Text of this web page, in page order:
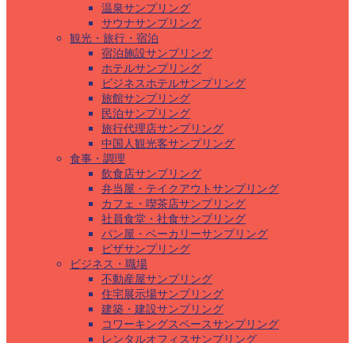
温泉サンプリング
サウナサンプリング
観光・旅行・宿泊
宿泊施設サンプリング
ホテルサンプリング
ビジネスホテルサンプリング
旅館サンプリング
民泊サンプリング
旅行代理店サンプリング
中国人観光客サンプリング
食事・調理
飲食店サンプリング
弁当屋・テイクアウトサンプリング
カフェ・喫茶店サンプリング
社員食堂・社食サンプリング
パン屋・ベーカリーサンプリング
ピザサンプリング
ビジネス・職場
不動産屋サンプリング
住宅展示場サンプリング
建築・建設サンプリング
コワーキングスペースサンプリング
レンタルオフィスサンプリング